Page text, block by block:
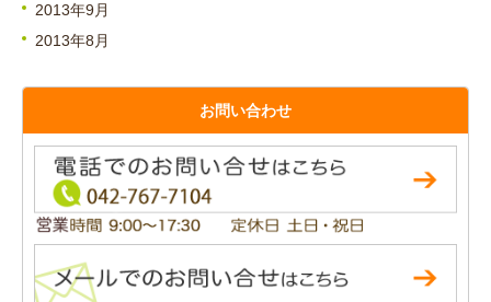
2013年9月
2013年8月
お問い合わせ